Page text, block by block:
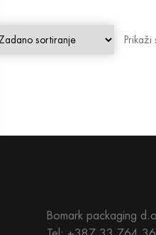
Bomark packaging